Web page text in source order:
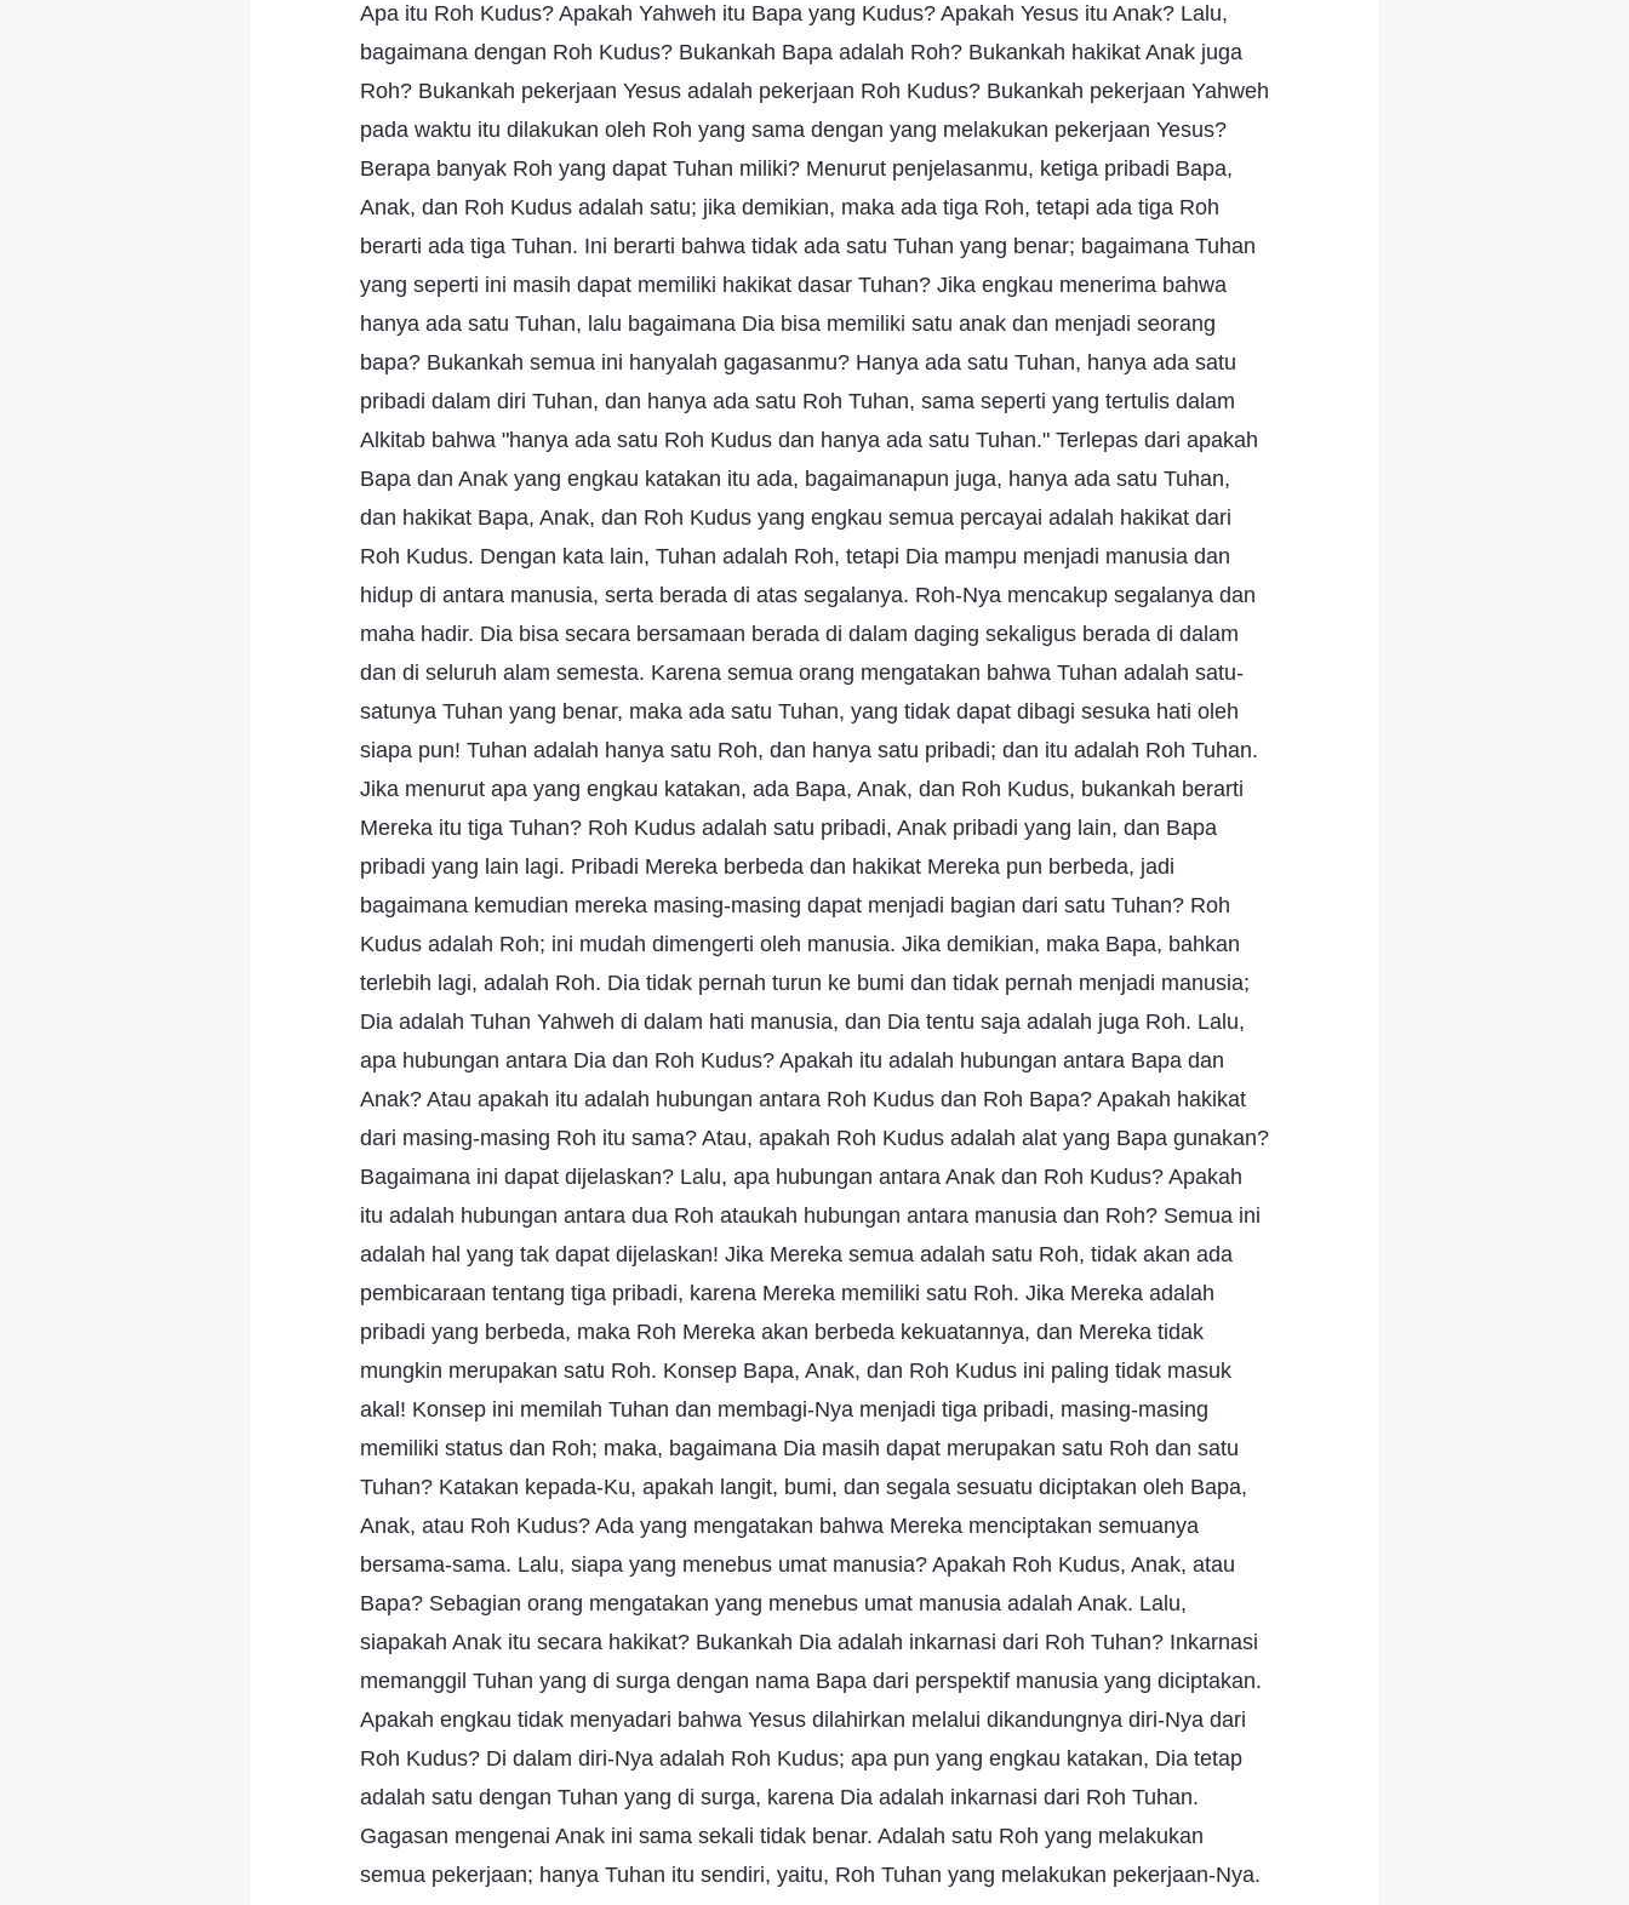
Apa itu Roh Kudus? Apakah Yahweh itu Bapa yang Kudus? Apakah Yesus itu Anak? Lalu,
bagaimana dengan Roh Kudus? Bukankah Bapa adalah Roh? Bukankah hakikat Anak juga
Roh? Bukankah pekerjaan Yesus adalah pekerjaan Roh Kudus? Bukankah pekerjaan Yahweh
pada waktu itu dilakukan oleh Roh yang sama dengan yang melakukan pekerjaan Yesus?
Berapa banyak Roh yang dapat Tuhan miliki? Menurut penjelasanmu, ketiga pribadi Bapa,
Anak, dan Roh Kudus adalah satu; jika demikian, maka ada tiga Roh, tetapi ada tiga Roh
berarti ada tiga Tuhan. Ini berarti bahwa tidak ada satu Tuhan yang benar; bagaimana Tuhan
yang seperti ini masih dapat memiliki hakikat dasar Tuhan? Jika engkau menerima bahwa
hanya ada satu Tuhan, lalu bagaimana Dia bisa memiliki satu anak dan menjadi seorang
bapa? Bukankah semua ini hanyalah gagasanmu? Hanya ada satu Tuhan, hanya ada satu
pribadi dalam diri Tuhan, dan hanya ada satu Roh Tuhan, sama seperti yang tertulis dalam
Alkitab bahwa "hanya ada satu Roh Kudus dan hanya ada satu Tuhan." Terlepas dari apakah
Bapa dan Anak yang engkau katakan itu ada, bagaimanapun juga, hanya ada satu Tuhan,
dan hakikat Bapa, Anak, dan Roh Kudus yang engkau semua percayai adalah hakikat dari
Roh Kudus. Dengan kata lain, Tuhan adalah Roh, tetapi Dia mampu menjadi manusia dan
hidup di antara manusia, serta berada di atas segalanya. Roh-Nya mencakup segalanya dan
maha hadir. Dia bisa secara bersamaan berada di dalam daging sekaligus berada di dalam
dan di seluruh alam semesta. Karena semua orang mengatakan bahwa Tuhan adalah satu-
satunya Tuhan yang benar, maka ada satu Tuhan, yang tidak dapat dibagi sesuka hati oleh
siapa pun! Tuhan adalah hanya satu Roh, dan hanya satu pribadi; dan itu adalah Roh Tuhan.
Jika menurut apa yang engkau katakan, ada Bapa, Anak, dan Roh Kudus, bukankah berarti
Mereka itu tiga Tuhan? Roh Kudus adalah satu pribadi, Anak pribadi yang lain, dan Bapa
pribadi yang lain lagi. Pribadi Mereka berbeda dan hakikat Mereka pun berbeda, jadi
bagaimana kemudian mereka masing-masing dapat menjadi bagian dari satu Tuhan? Roh
Kudus adalah Roh; ini mudah dimengerti oleh manusia. Jika demikian, maka Bapa, bahkan
terlebih lagi, adalah Roh. Dia tidak pernah turun ke bumi dan tidak pernah menjadi manusia;
Dia adalah Tuhan Yahweh di dalam hati manusia, dan Dia tentu saja adalah juga Roh. Lalu,
apa hubungan antara Dia dan Roh Kudus? Apakah itu adalah hubungan antara Bapa dan
Anak? Atau apakah itu adalah hubungan antara Roh Kudus dan Roh Bapa? Apakah hakikat
dari masing-masing Roh itu sama? Atau, apakah Roh Kudus adalah alat yang Bapa gunakan?
Bagaimana ini dapat dijelaskan? Lalu, apa hubungan antara Anak dan Roh Kudus? Apakah
itu adalah hubungan antara dua Roh ataukah hubungan antara manusia dan Roh? Semua ini
adalah hal yang tak dapat dijelaskan! Jika Mereka semua adalah satu Roh, tidak akan ada
pembicaraan tentang tiga pribadi, karena Mereka memiliki satu Roh. Jika Mereka adalah
pribadi yang berbeda, maka Roh Mereka akan berbeda kekuatannya, dan Mereka tidak
mungkin merupakan satu Roh. Konsep Bapa, Anak, dan Roh Kudus ini paling tidak masuk
akal! Konsep ini memilah Tuhan dan membagi-Nya menjadi tiga pribadi, masing-masing
memiliki status dan Roh; maka, bagaimana Dia masih dapat merupakan satu Roh dan satu
Tuhan? Katakan kepada-Ku, apakah langit, bumi, dan segala sesuatu diciptakan oleh Bapa,
Anak, atau Roh Kudus? Ada yang mengatakan bahwa Mereka menciptakan semuanya
bersama-sama. Lalu, siapa yang menebus umat manusia? Apakah Roh Kudus, Anak, atau
Bapa? Sebagian orang mengatakan yang menebus umat manusia adalah Anak. Lalu,
siapakah Anak itu secara hakikat? Bukankah Dia adalah inkarnasi dari Roh Tuhan? Inkarnasi
memanggil Tuhan yang di surga dengan nama Bapa dari perspektif manusia yang diciptakan.
Apakah engkau tidak menyadari bahwa Yesus dilahirkan melalui dikandungnya diri-Nya dari
Roh Kudus? Di dalam diri-Nya adalah Roh Kudus; apa pun yang engkau katakan, Dia tetap
adalah satu dengan Tuhan yang di surga, karena Dia adalah inkarnasi dari Roh Tuhan.
Gagasan mengenai Anak ini sama sekali tidak benar. Adalah satu Roh yang melakukan
semua pekerjaan; hanya Tuhan itu sendiri, yaitu, Roh Tuhan yang melakukan pekerjaan-Nya.